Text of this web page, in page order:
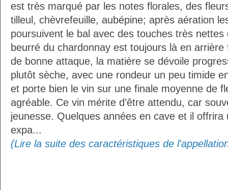
est très marqué par les notes florales, des
tilleul, chèvrefeuille, aubépine; après aération
poursuivent le bal avec des touches très
beurré du chardonnay est toujours là en
de bonne attaque, la matière se dévoile
plutôt sèche, avec une rondeur un peu timide
et porte bien le vin sur une finale moyenne de
agréable. Ce vin mérite d’être attendu, car
jeunesse. Quelques années en cave et il offrira
expa...
(Lire la suite des caractéristiques de